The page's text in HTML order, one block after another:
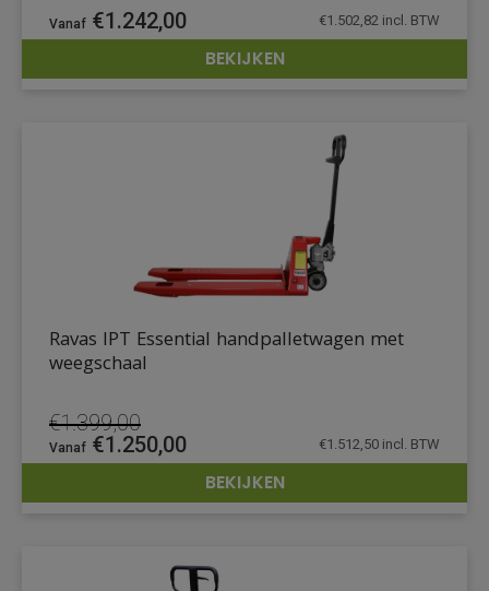
DETAILS
€1.242,00 €1.502,82 incl. BTW
BEKIJKEN
DETAILS
Ravas IPT Essential handpalletwagen met
weegschaal
€1.399,00
Oorspronkelijke
prijs
€1.399,00.
€1.250,00Huidige
prijs
is:
€1.250,00.
€1.512,50 incl. BTW
BEKIJKEN